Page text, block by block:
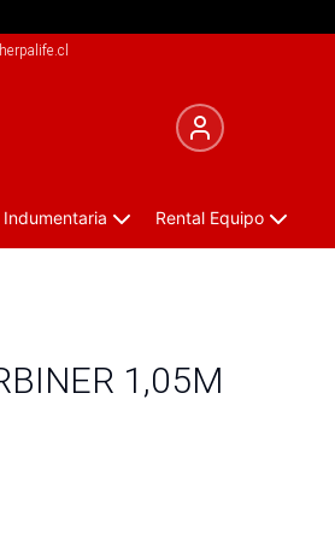
Indumentaria Rental Equipo
1,05M